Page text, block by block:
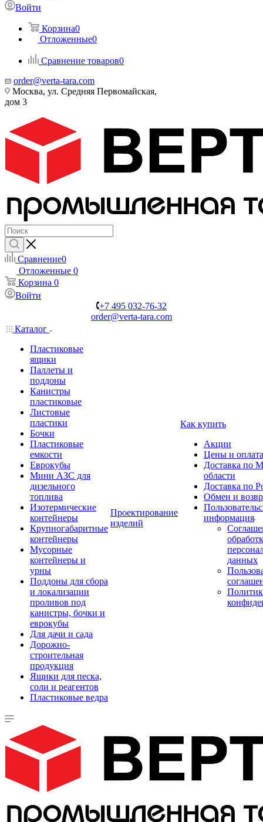
Войти
Корзина0
Отложенные0
Сравнение товаров0
order@verta-tara.com
Москва, ул. Средняя Первомайская,
дом 3
Сравнение0
Отложенные 0
Корзина 0
Войти
+7 495 032-76-32
order@verta-tara.com
Каталог
Пластиковые
ящики
Паллеты и
поддоны
Канистры
пластиковые
Листовые
пластики
Бочки
Пластиковые
емкости
Еврокубы
Мини АЗС для
дизельного
топлива
Изотермические
контейнеры
Крупногабаритные
контейнеры
Мусорные
контейнеры и
урны
Поддоны для сбора
и локализации
проливов под
канистры, бочки и
еврокубы
Для дачи и сада
Дорожно-
строительная
продукция
Ящики для песка,
соли и реагентов
Пластиковые ведра
Проектирование
изделий
Как купить
Акции
Цены и оплата
Доставка по
области
Доставка по
Обмен и
информация
данных